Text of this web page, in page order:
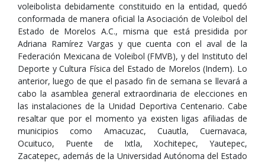
voleibolista debidamente constituido en la entidad, quedó
conformada de manera oficial la Asociación de Voleibol del
Estado de Morelos A.C., misma que está presidida por
Adriana Ramírez Vargas y que cuenta con el aval de la
Federación Mexicana de Voleibol (FMVB), y del Instituto del
Deporte y Cultura Física del Estado de Morelos (Indem). Lo
anterior, luego de que el pasado fin de semana se llevará a
cabo la asamblea general extraordinaria de elecciones en
las instalaciones de la Unidad Deportiva Centenario. Cabe
resaltar que por el momento ya existen ligas afiliadas de
municipios como Amacuzac, Cuautla, Cuernavaca,
Ocuituco, Puente de Ixtla, Xochitepec, Yautepec,
Zacatepec, además de la Universidad Autónoma del Estado